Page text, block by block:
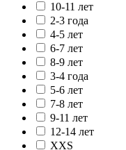
10-11 лет
2-3 года
4-5 лет
6-7 лет
8-9 лет
3-4 года
5-6 лет
7-8 лет
9-11 лет
12-14 лет
XXS